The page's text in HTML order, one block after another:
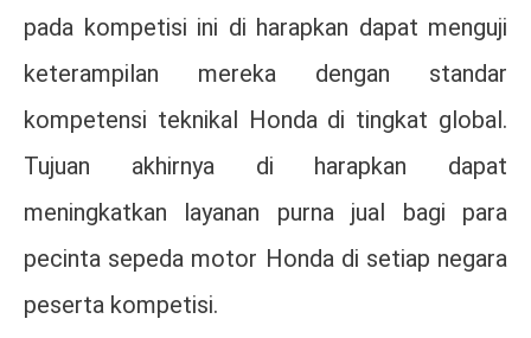
pada kompetisi ini di harapkan dapat menguji
keterampilan mereka dengan standar
kompetensi teknikal Honda di tingkat global.
Tujuan akhirnya di harapkan dapat
meningkatkan layanan purna jual bagi para
pecinta sepeda motor Honda di setiap negara
peserta kompetisi.